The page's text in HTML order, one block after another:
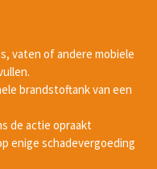
vaten of andere mobiele
brandstoftank van een
de actie opraakt
enige schadevergoeding